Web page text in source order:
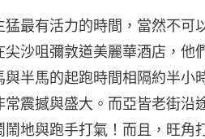
猛最有活力的時間，當然不可
尖沙咀彌敦道美麗華酒店，他
與半馬的起跑時間相隔約半小
常震撼與盛大。而亞皆老街沿
鬧地與跑手打氣！而且，旺角